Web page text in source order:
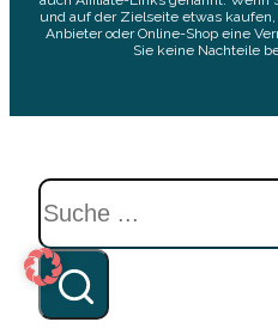
und auf der Zielseite etwas
Anbieter oder Online-Shop eine
Sie keine Nachteile
Suchen